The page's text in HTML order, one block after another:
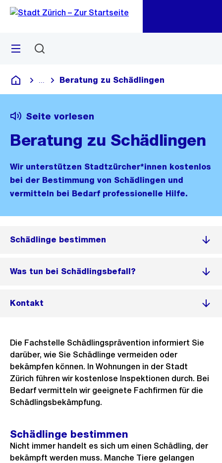
Navigation
Sprunglink
Menü
Deutsch
Blende alle Breadcrumbs ein
Beratung zu Schädlingen
Seite vorlesen
Beratung zu Schädlingen
Wir unterstützen Stadtzürcher*innen kostenlos
bei der Bestimmung von Schädlingen und
vermitteln bei Bedarf professionelle Hilfe.
Schädlinge bestimmen
Was tun bei Schädlingsbefall?
Kontakt
Die Fachstelle Schädlingsprävention informiert Sie
darüber, wie Sie Schädlinge vermeiden oder
bekämpfen können. In Wohnungen in der Stadt
Zürich führen wir kostenlose Inspektionen durch. Bei
Bedarf vermitteln wir geeignete Fachfirmen für die
Schädlingsbekämpfung.
Schädlinge bestimmen
Nicht immer handelt es sich um einen Schädling, der
bekämpft werden muss. Manche Tiere gelangen